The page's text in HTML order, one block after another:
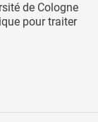
de Cologne
pour traiter